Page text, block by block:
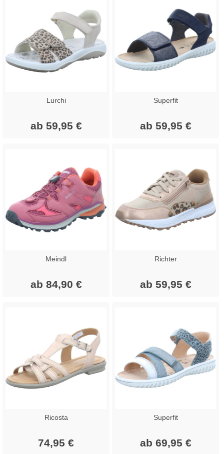
Lurchi
ab 59,95 €
Superfit
ab 59,95 €
Meindl
ab 84,90 €
Richter
ab 59,95 €
Ricosta
74,95 €
Superfit
ab 69,95 €